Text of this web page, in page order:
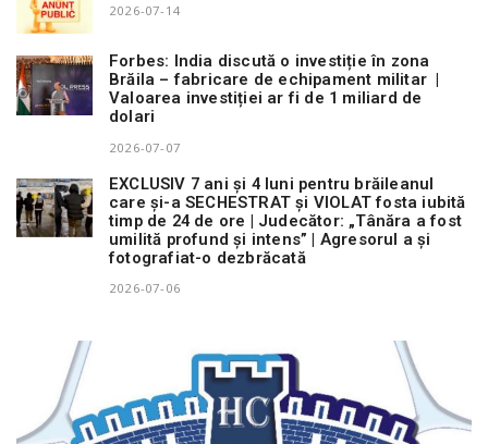
2026-07-14
Forbes: India discută o investiție în zona
Brăila – fabricare de echipament militar |
Valoarea investiției ar fi de 1 miliard de
dolari
2026-07-07
EXCLUSIV 7 ani și 4 luni pentru brăileanul
care și-a SECHESTRAT și VIOLAT fosta iubită
timp de 24 de ore | Judecător: „Tânăra a fost
umilită profund și intens” | Agresorul a și
fotografiat-o dezbrăcată
2026-07-06